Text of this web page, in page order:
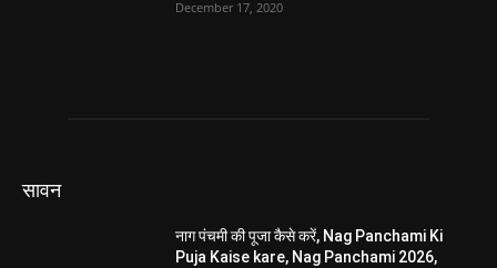
December 17, 2020
सावन
नाग पंचमी की पूजा कैसे करें, Nag Panchami Ki
Puja Kaise kare, Nag Panchami 2026,